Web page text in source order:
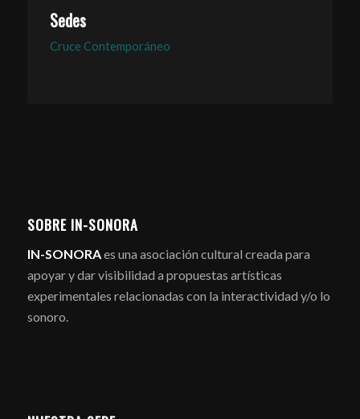
Sedes
Cruce Contemporáneo
SOBRE IN-SONORA
IN-SONORAes una asociación cultural creada para
apoyar y dar visibilidad a propuestas artísticas
experimentales relacionadas con la interactividad y/o lo
sonoro.